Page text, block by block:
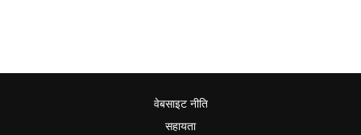
वेबसाइट नीति
सहायता